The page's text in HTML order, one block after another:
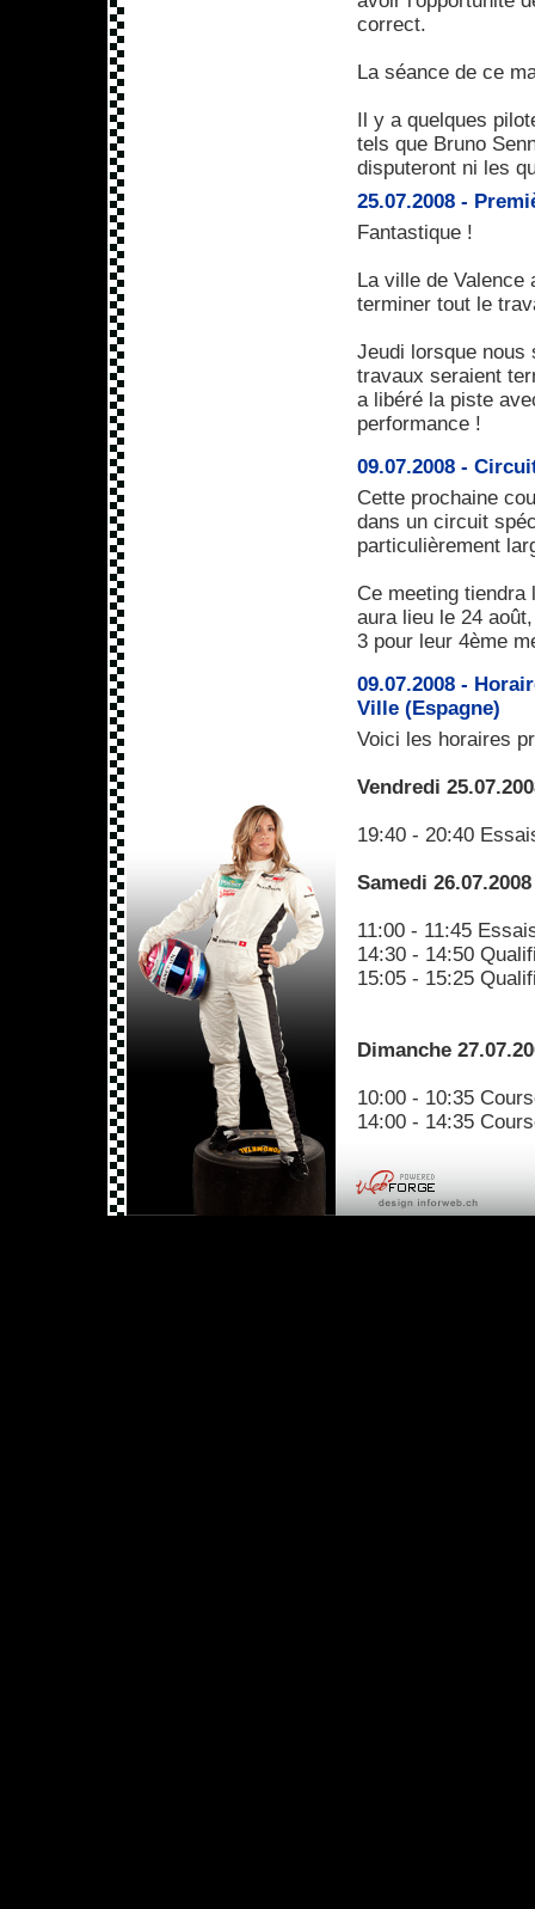
correct.
La séance de ce
Il y a quelques
tels que Bruno
disputeront ni les
25.07.2008 -
Fantastique !
La ville de Valence
terminer tout le
Jeudi lorsque
travaux seraient
a libéré la piste
performance !
09.07.2008 -
Cette prochaine
dans un circuit
particulièrement
Ce meeting
aura lieu le 24
3 pour leur 4ème
09.07.2008 -
Ville (Espagne)
Voici les horaires
Vendredi
19:40 - 20:40
Samedi 26.07.2008
11:00 - 11:45
14:30 - 14:50
15:05 - 15:25
Dimanche
10:00 - 10:35
14:00 - 14:35